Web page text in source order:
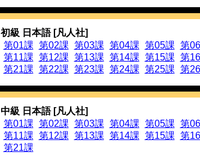
20140603
アクセス履歴
20140521
単語検索の難易度表記は「C2（上級後
B1/2, C1/2 という表記を省いて，「上級
20140423
アクセス履歴に2014年3月のアクセス履歴
20140418
繁体字版を追加しました。上部の国旗を
20140307
ドイツ語版を追加しました。上部の国旗を
20140217
アクセス履歴に2014年1月のアクセス履歴
20140113
ベトナム語版を追加しました。上部の国
初級 日本語 [凡人社]
第01課 第02課 第03課 第04課 第05課 第
第11課 第12課 第13課 第14課 第15課 第
第21課 第22課 第23課 第24課 第25課 第
中級 日本語 [凡人社]
第01課 第02課 第03課 第04課 第05課 第
第11課 第12課 第13課 第14課 第15課 第
第21課